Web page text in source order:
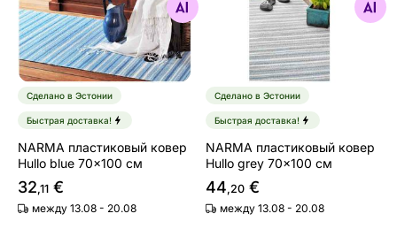
Найдите похожие
Сделано в Эстонии
Быстрая доставка!
NARMA пластиковый ковер
Hullo blue 70x100 см
32,11 €
между 13.08 - 20.08
Найдите похожие
Сделано в Эстонии
Быстрая доставка!
NARMA пластиковый ковер
Hullo grey 70x100 см
44,20 €
между 13.08 - 20.08